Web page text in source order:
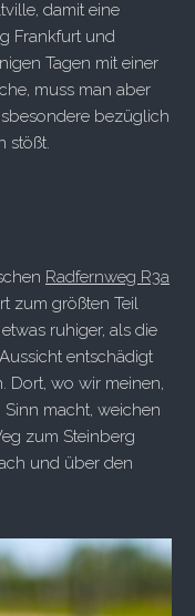
damit eine
Frankfurt und
Tagen mit einer
muss man aber
bezüglich
stößt.
Radfernweg R3a
zum größten Teil
ruhiger, als die
entschädigt
Dort, wo wir meinen,
macht, weichen
zum Steinberg
und über den